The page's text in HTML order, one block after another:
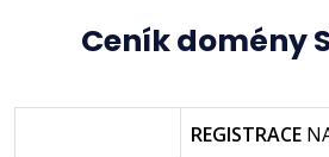
Ceník domény
REGISTRACE